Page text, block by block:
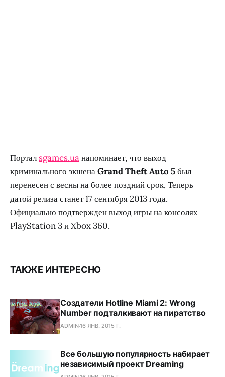
Портал sgames.uaнапоминает, что выход
криминального экшенаGrand Theft Auto 5был
перенесен с весны на более поздний срок. Теперь
датой релиза станет 17 сентября 2013 года.
Официально подтвержден выход игры на консолях
PlayStation 3 и Xbox 360.
ТАКЖЕ ИНТЕРЕСНО
Создатели Hotline Miami 2: Wrong
Number подталкивают на пиратство
ADMIN16 ЯНВ. 2015 Г.
Все большую популярность набирает
независимый проект Dreaming